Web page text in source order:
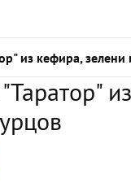
и
из кефира, зелени
и сладким перцем
с